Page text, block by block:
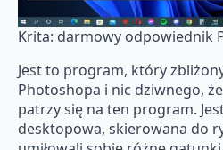
Krita: darmowy odpowiednik
Jest to program, który
Photoshopa i nic dziwnego,
patrzy się na ten program.
desktopowa, skierowana do